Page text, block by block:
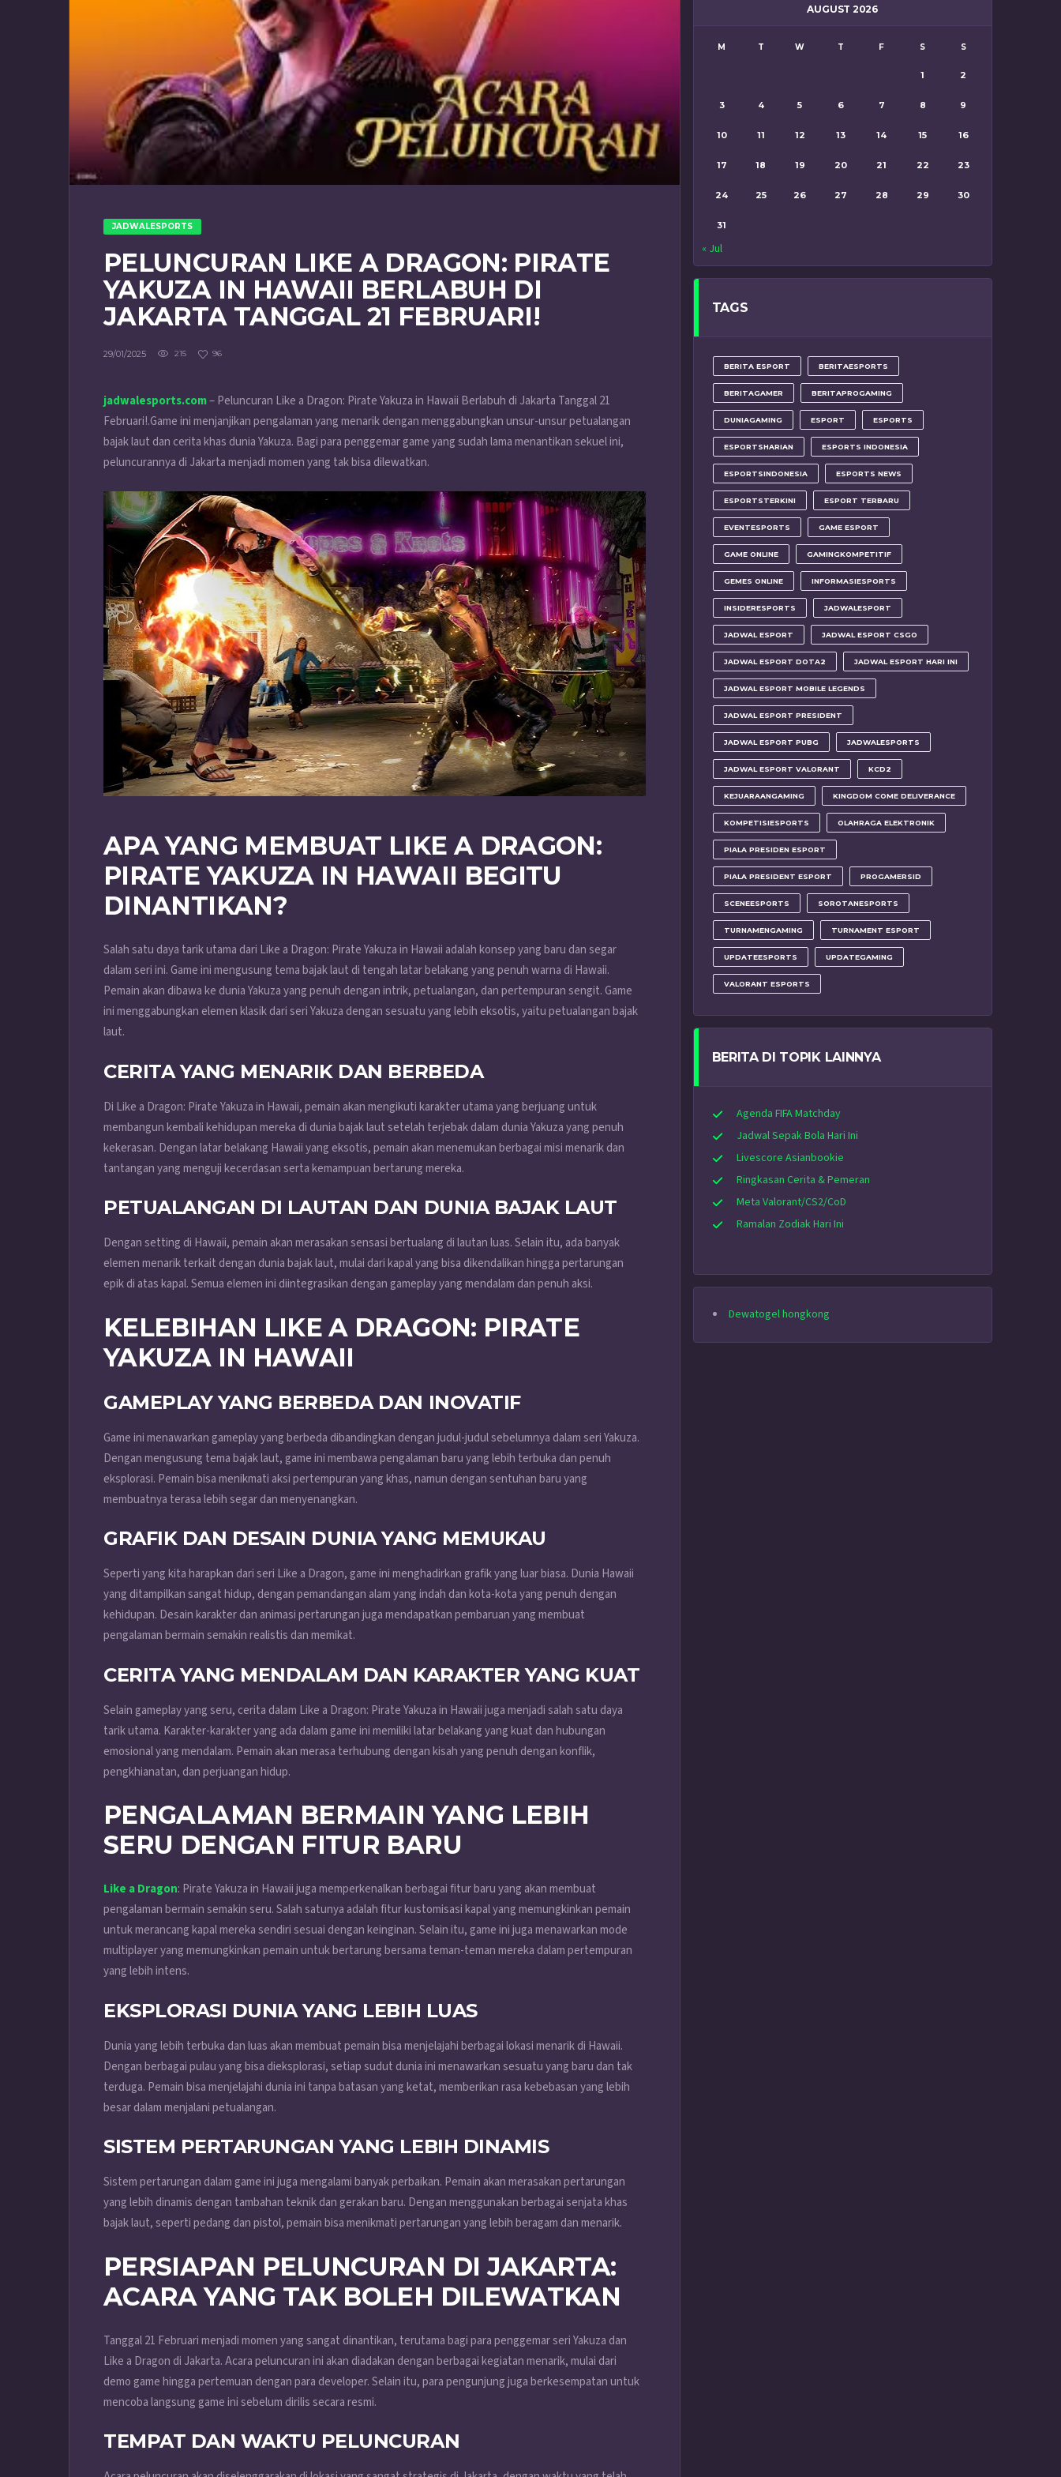
JADWALESPORTS
PELUNCURAN LIKE A DRAGON: PIRATE
YAKUZA IN HAWAII BERLABUH DI
JAKARTA TANGGAL 21 FEBRUARI!
29/01/2025 215 96
jadwalesports.com– Peluncuran Like a Dragon: Pirate Yakuza in Hawaii Berlabuh di Jakarta Tanggal 21
Februari!.Game ini menjanjikan pengalaman yang menarik dengan menggabungkan unsur-unsur petualangan
bajak laut dan cerita khas dunia Yakuza. Bagi para penggemar game yang sudah lama menantikan sekuel ini,
peluncurannya di Jakarta menjadi momen yang tak bisa dilewatkan.
APA YANG MEMBUAT LIKE A DRAGON:
PIRATE YAKUZA IN HAWAII BEGITU
DINANTIKAN?
Salah satu daya tarik utama dari Like a Dragon: Pirate Yakuza in Hawaii adalah konsep yang baru dan segar
dalam seri ini. Game ini mengusung tema bajak laut di tengah latar belakang yang penuh warna di Hawaii.
Pemain akan dibawa ke dunia Yakuza yang penuh dengan intrik, petualangan, dan pertempuran sengit. Game
ini menggabungkan elemen klasik dari seri Yakuza dengan sesuatu yang lebih eksotis, yaitu petualangan bajak
laut.
CERITA YANG MENARIK DAN BERBEDA
Di Like a Dragon: Pirate Yakuza in Hawaii, pemain akan mengikuti karakter utama yang berjuang untuk
membangun kembali kehidupan mereka di dunia bajak laut setelah terjebak dalam dunia Yakuza yang penuh
kekerasan. Dengan latar belakang Hawaii yang eksotis, pemain akan menemukan berbagai misi menarik dan
tantangan yang menguji kecerdasan serta kemampuan bertarung mereka.
PETUALANGAN DI LAUTAN DAN DUNIA BAJAK LAUT
Dengan setting di Hawaii, pemain akan merasakan sensasi bertualang di lautan luas. Selain itu, ada banyak
elemen menarik terkait dengan dunia bajak laut, mulai dari kapal yang bisa dikendalikan hingga pertarungan
epik di atas kapal. Semua elemen ini diintegrasikan dengan gameplay yang mendalam dan penuh aksi.
KELEBIHAN LIKE A DRAGON: PIRATE
YAKUZA IN HAWAII
GAMEPLAY YANG BERBEDA DAN INOVATIF
Game ini menawarkan gameplay yang berbeda dibandingkan dengan judul-judul sebelumnya dalam seri Yakuza.
Dengan mengusung tema bajak laut, game ini membawa pengalaman baru yang lebih terbuka dan penuh
eksplorasi. Pemain bisa menikmati aksi pertempuran yang khas, namun dengan sentuhan baru yang
membuatnya terasa lebih segar dan menyenangkan.
GRAFIK DAN DESAIN DUNIA YANG MEMUKAU
Seperti yang kita harapkan dari seri Like a Dragon, game ini menghadirkan grafik yang luar biasa. Dunia Hawaii
yang ditampilkan sangat hidup, dengan pemandangan alam yang indah dan kota-kota yang penuh dengan
kehidupan. Desain karakter dan animasi pertarungan juga mendapatkan pembaruan yang membuat
pengalaman bermain semakin realistis dan memikat.
CERITA YANG MENDALAM DAN KARAKTER YANG KUAT
Selain gameplay yang seru, cerita dalam Like a Dragon: Pirate Yakuza in Hawaii juga menjadi salah satu daya
tarik utama. Karakter-karakter yang ada dalam game ini memiliki latar belakang yang kuat dan hubungan
emosional yang mendalam. Pemain akan merasa terhubung dengan kisah yang penuh dengan konflik,
pengkhianatan, dan perjuangan hidup.
PENGALAMAN BERMAIN YANG LEBIH
SERU DENGAN FITUR BARU
Like a Dragon: Pirate Yakuza in Hawaii juga memperkenalkan berbagai fitur baru yang akan membuat
pengalaman bermain semakin seru. Salah satunya adalah fitur kustomisasi kapal yang memungkinkan pemain
untuk merancang kapal mereka sendiri sesuai dengan keinginan. Selain itu, game ini juga menawarkan mode
multiplayer yang memungkinkan pemain untuk bertarung bersama teman-teman mereka dalam pertempuran
yang lebih intens.
EKSPLORASI DUNIA YANG LEBIH LUAS
Dunia yang lebih terbuka dan luas akan membuat pemain bisa menjelajahi berbagai lokasi menarik di Hawaii.
Dengan berbagai pulau yang bisa dieksplorasi, setiap sudut dunia ini menawarkan sesuatu yang baru dan tak
terduga. Pemain bisa menjelajahi dunia ini tanpa batasan yang ketat, memberikan rasa kebebasan yang lebih
besar dalam menjalani petualangan.
SISTEM PERTARUNGAN YANG LEBIH DINAMIS
Sistem pertarungan dalam game ini juga mengalami banyak perbaikan. Pemain akan merasakan pertarungan
yang lebih dinamis dengan tambahan teknik dan gerakan baru. Dengan menggunakan berbagai senjata khas
bajak laut, seperti pedang dan pistol, pemain bisa menikmati pertarungan yang lebih beragam dan menarik.
PERSIAPAN PELUNCURAN DI JAKARTA:
ACARA YANG TAK BOLEH DILEWATKAN
Tanggal 21 Februari menjadi momen yang sangat dinantikan, terutama bagi para penggemar seri Yakuza dan
Like a Dragon di Jakarta. Acara peluncuran ini akan diadakan dengan berbagai kegiatan menarik, mulai dari
demo game hingga pertemuan dengan para developer. Selain itu, para pengunjung juga berkesempatan untuk
mencoba langsung game ini sebelum dirilis secara resmi.
TEMPAT DAN WAKTU PELUNCURAN
AUGUST 2026
M T W T F S S
1 2
3 4 5 6 7 8 9
10 11 12 13 14 15 16
17 18 19 20 21 22 23
24 25 26 27 28 29 30
31
« Jul
TAGS
BERITA ESPORT BERITAESPORTS
BERITAGAMER BERITAPROGAMING
DUNIAGAMING ESPORT ESPORTS
ESPORTSHARIAN ESPORTS INDONESIA
ESPORTSINDONESIA ESPORTS NEWS
ESPORTSTERKINI ESPORT TERBARU
EVENTESPORTS GAME ESPORT
GAME ONLINE GAMINGKOMPETITIF
GEMES ONLINE INFORMASIESPORTS
INSIDERESPORTS JADWALESPORT
JADWAL ESPORT JADWAL ESPORT CSGO
JADWAL ESPORT DOTA2 JADWAL ESPORT HARI INI
JADWAL ESPORT MOBILE LEGENDS
JADWAL ESPORT PRESIDENT
JADWAL ESPORT PUBG JADWALESPORTS
JADWAL ESPORT VALORANT KCD2
KEJUARAANGAMING KINGDOM COME DELIVERANCE
KOMPETISIESPORTS OLAHRAGA ELEKTRONIK
PIALA PRESIDEN ESPORT
PIALA PRESIDENT ESPORT PROGAMERSID
SCENEESPORTS SOROTANESPORTS
TURNAMENGAMING TURNAMENT ESPORT
UPDATEESPORTS UPDATEGAMING
VALORANT ESPORTS
BERITA DI TOPIK LAINNYA
Agenda FIFA Matchday
Jadwal Sepak Bola Hari Ini
Livescore Asianbookie
Ringkasan Cerita & Pemeran
Meta Valorant/CS2/CoD
Ramalan Zodiak Hari Ini
Dewatogel hongkong